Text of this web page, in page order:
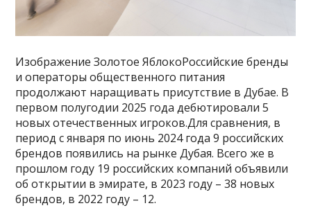
Изображение Золотое ЯблокоРоссийские бренды
и операторы общественного питания
продолжают наращивать присутствие в Дубае. В
первом полугодии 2025 года дебютировали 5
новых отечественных игроков.Для сравнения, в
период с января по июнь 2024 года 9 российских
брендов появились на рынке Дубая. Всего же в
прошлом году 19 российских компаний объявили
об открытии в эмирате, в 2023 году – 38 новых
брендов, в 2022 году – 12.